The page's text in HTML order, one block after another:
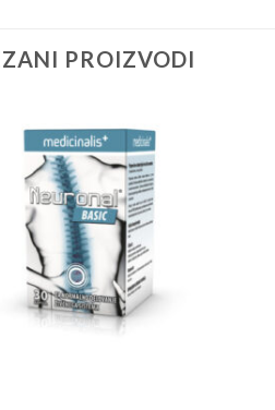
PROIZVODI